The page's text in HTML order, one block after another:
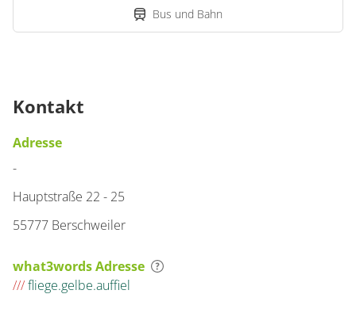
Bus und Bahn
Kontakt
Adresse
-
Hauptstraße 22 - 25
55777 Berschweiler
what3words Adresse
///fliege.gelbe.auffiel